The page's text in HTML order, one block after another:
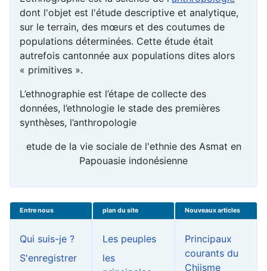
dont l'objet est l'étude descriptive et analytique,
sur le terrain, des mœurs et des coutumes de
populations déterminées. Cette étude était
autrefois cantonnée aux populations dites alors
« primitives ».
L’ethnographie est l’étape de collecte des
données, l’ethnologie le stade des premières
synthèses, l’anthropologie
etude de la vie sociale de l'ethnie des Asmat en
Papouasie indonésienne
Entre nous
Qui suis-je ?
S'enregistrer
plan du site
Les peuples
les
Nouveaux articles
Principaux
courants du
Chiisme